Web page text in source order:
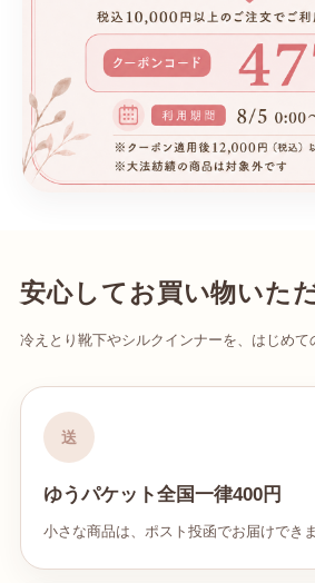
安心してお買い物いた
冷えとり靴下やシルクインナーを、はじめて
送
ゆうパケット全国一律400円
小さな商品は、ポスト投函でお届けできま